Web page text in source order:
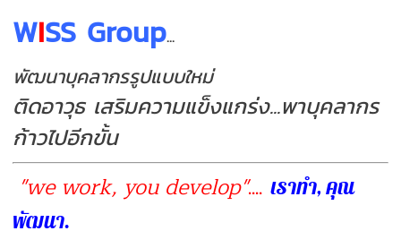
WISS Group...
พัฒนาบุคลากรรูปแบบใหม่
ติดอาวุธ เสริมความแข็งแกร่ง...พาบุคลากร
ก้าวไปอีกขั้น
"we work, you develop"....เราทำ, คุณ
พัฒนา.